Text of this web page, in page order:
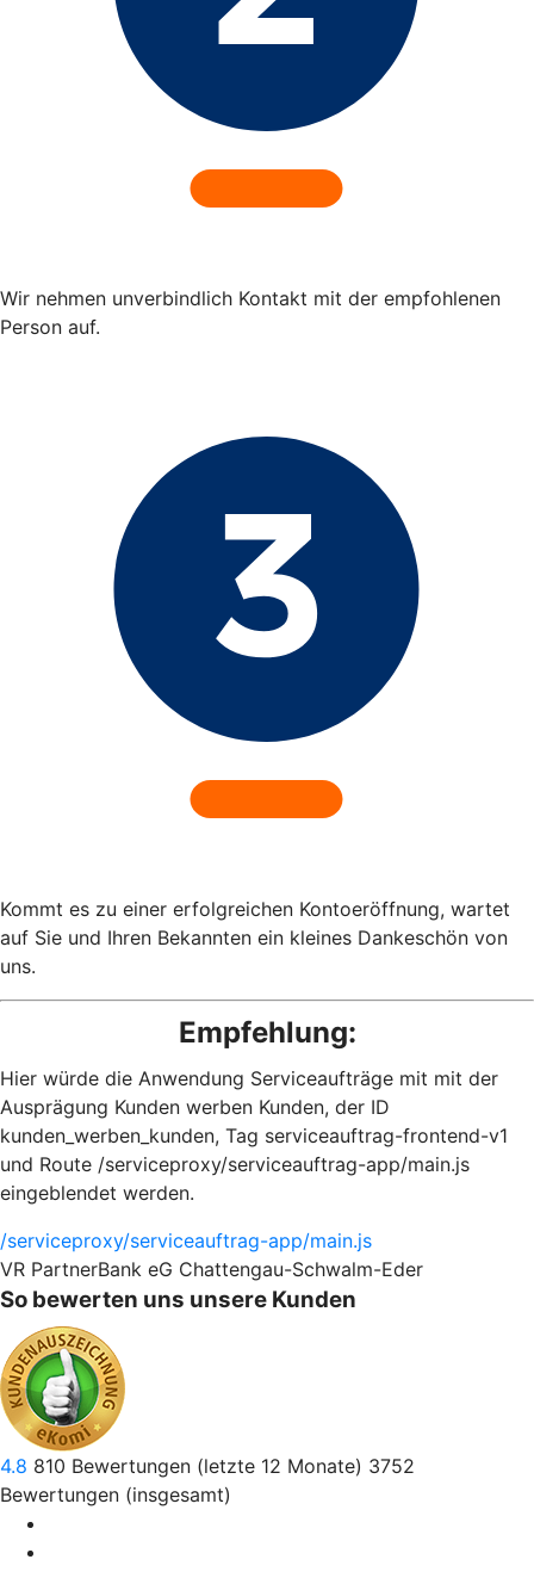
Wir nehmen unverbindlich Kontakt mit der empfohlenen
Person auf.
Kommt es zu einer erfolgreichen Kontoeröffnung, wartet
auf Sie und Ihren Bekannten ein kleines Dankeschön von
uns.
Empfehlung:
Hier würde die Anwendung Serviceaufträge mit mit der
Ausprägung Kunden werben Kunden, der ID
kunden_werben_kunden, Tag serviceauftrag-frontend-v1
und Route /serviceproxy/serviceauftrag-app/main.js
eingeblendet werden.
/serviceproxy/serviceauftrag-app/main.js
VR PartnerBank eG Chattengau-Schwalm-Eder
So bewerten uns unsere Kunden
4.8 810 Bewertungen (letzte 12 Monate) 3752
Bewertungen (insgesamt)